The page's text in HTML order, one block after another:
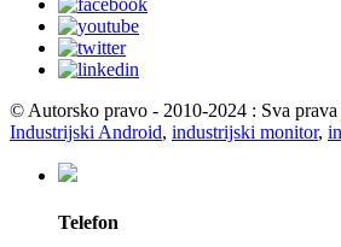
© Autorsko pravo - 2010-2024 : Sva prava
Industrijski Android, industrijski monitor,
Telefon